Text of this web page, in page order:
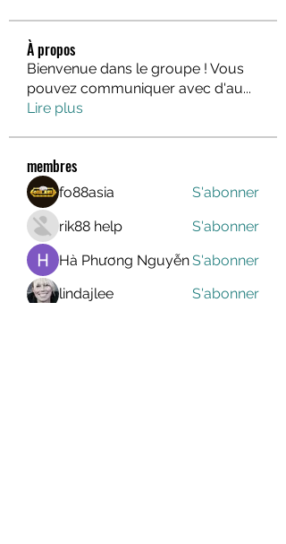
À propos
Bienvenue dans le groupe ! Vous
pouvez communiquer avec d'au...
Lire plus
membres
fo88asia
S'abonner
rik88 help
S'abonner
Hà Phương NguyễnS'abonner
lindajlee
S'abonner